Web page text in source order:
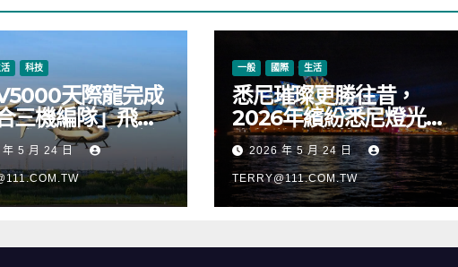
科技
天際龍完成
三機編隊」飛
式進入適航取證
5 月 24 日
一般 國際 生活
悉尼璀璨更勝往昔，
2026年繽紛悉尼燈光音
樂節絢麗啟幕
2026 年 5 月 24 日
TERRY@111.COM.TW